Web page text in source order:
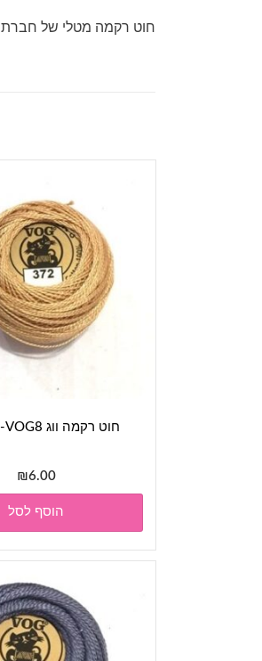
חוט רקמה מטלי של חברת PAPILLON – גוון ברונזה
חוט רקמה ווג VOG8- גוון 372
₪6.00
הוסף לסל